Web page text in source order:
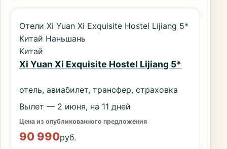
Отели Xi Yuan Xi Exquisite Hostel Lijiang 5*
Китай Наньшань
Китай
Xi Yuan Xi Exquisite Hostel Lijiang 5*
отель, авиабилет, трансфер, страховка
Вылет — 2 июня, на 11 дней
Цена из опубликованного предложения
90 990руб.